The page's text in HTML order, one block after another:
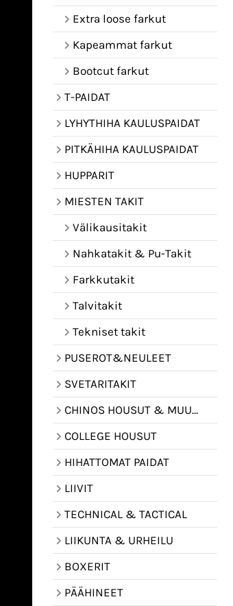
Extra loose farkut
Kapeammat farkut
Bootcut farkut
T-PAIDAT
LYHYTHIHA KAULUSPAIDAT
PITKÄHIHA KAULUSPAIDAT
HUPPARIT
MIESTEN TAKIT
Välikausitakit
Nahkatakit & Pu-Takit
Farkkutakit
Talvitakit
Tekniset takit
PUSEROT&NEULEET
SVETARITAKIT
CHINOS HOUSUT & MUUT HOUSUT
COLLEGE HOUSUT
HIHATTOMAT PAIDAT
LIIVIT
TECHNICAL & TACTICAL
LIIKUNTA & URHEILU
BOXERIT
PÄÄHINEET